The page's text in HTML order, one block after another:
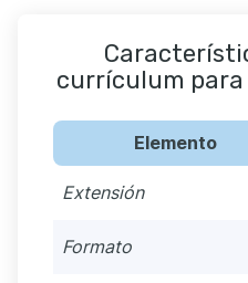
currículum
Elemento
Extensión
Formato